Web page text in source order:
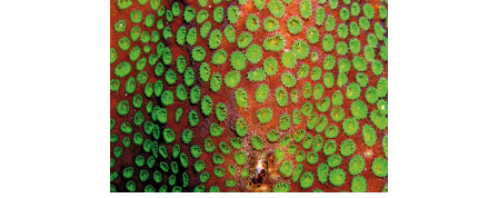
Nous suivre